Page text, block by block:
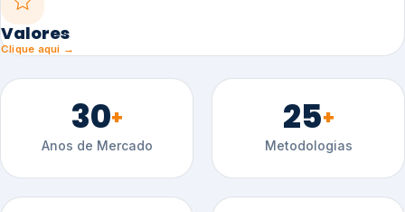
Valores
Clique aqui →
30+
Anos de Mercado
25+
Metodologias